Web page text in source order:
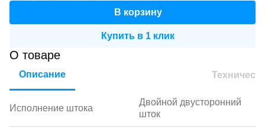
В корзину
Купить в 1 клик
О товаре
Описание
Исполнение штока
Двойной двусторонний
шток